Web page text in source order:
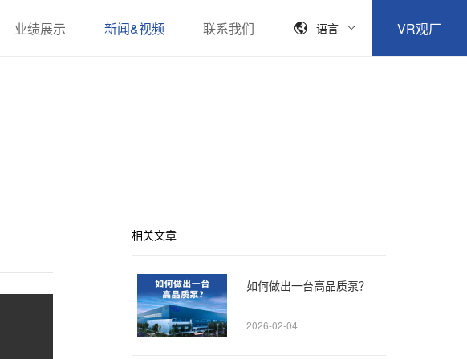
业绩展示 新闻&视频 联系我们 语言 VR观厂
相关文章
如何做出一台高品质泵？
2026-02-04